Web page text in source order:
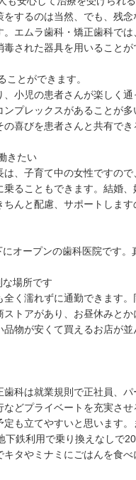
するのは当然、でも、残念
エムラ歯科・矯正歯科で
された器具を用いることが
とができます。
小児の患者さんが楽しく通
プレックスがあることが多
喜びを患者さんと共有で
きたい
、子育て中の女性ですので
ることもできます。結婚、
んと配慮、サポートします
オープンの歯科医院です。
場所です
く濡れずに通勤できます。
トアがあり、お昼休みとか
物が安くて買えるお店が
科は就業規則で正社員、パ
どプライベートを充実させ
も立てやすいと思います。
鉄利用で乗り換えなしで
タやミナミにごはんを食